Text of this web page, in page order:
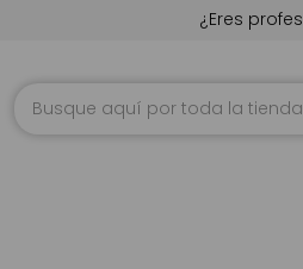
¿Eres